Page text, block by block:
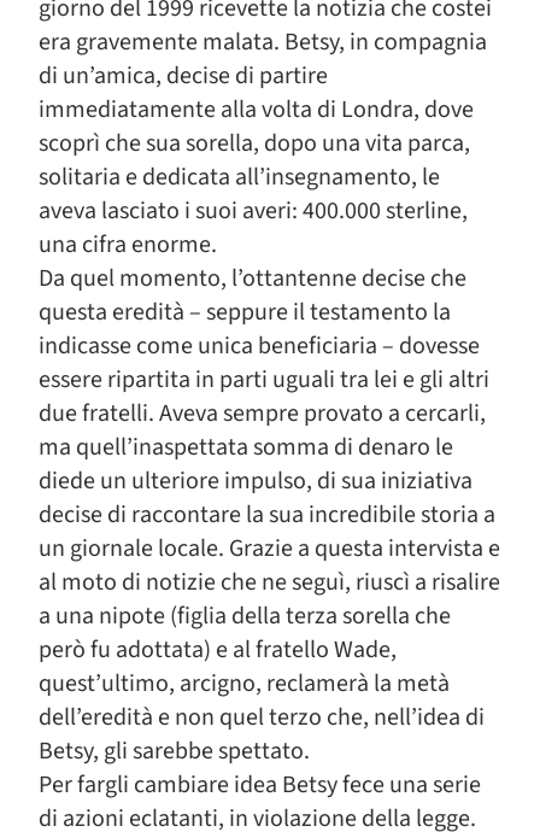
giorno del 1999 ricevette la notizia che costei
era gravemente malata. Betsy, in compagnia
di un’amica, decise di partire
immediatamente alla volta di Londra, dove
scoprì che sua sorella, dopo una vita parca,
solitaria e dedicata all’insegnamento, le
aveva lasciato i suoi averi: 400.000 sterline,
una cifra enorme.
Da quel momento, l’ottantenne decise che
questa eredità – seppure il testamento la
indicasse come unica beneficiaria – dovesse
essere ripartita in parti uguali tra lei e gli altri
due fratelli. Aveva sempre provato a cercarli,
ma quell’inaspettata somma di denaro le
diede un ulteriore impulso, di sua iniziativa
decise di raccontare la sua incredibile storia a
un giornale locale. Grazie a questa intervista e
al moto di notizie che ne seguì, riuscì a risalire
a una nipote (figlia della terza sorella che
però fu adottata) e al fratello Wade,
quest’ultimo, arcigno, reclamerà la metà
dell’eredità e non quel terzo che, nell’idea di
Betsy, gli sarebbe spettato.
Per fargli cambiare idea Betsy fece una serie
di azioni eclatanti, in violazione della legge.